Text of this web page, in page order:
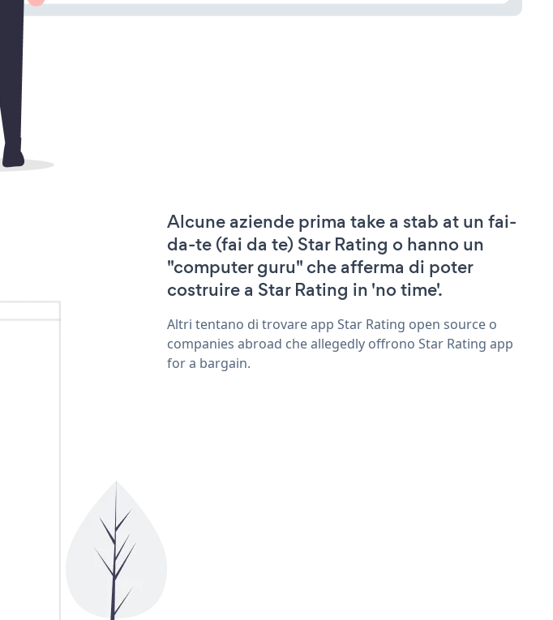
Alcune aziende prima take a stab at un fai-
da-te (fai da te) Star Rating o hanno un
"computer guru" che afferma di poter
costruire a Star Rating in 'no time'.
Altri tentano di trovare app Star Rating open source o
companies abroad che allegedly offrono Star Rating app
for a bargain.